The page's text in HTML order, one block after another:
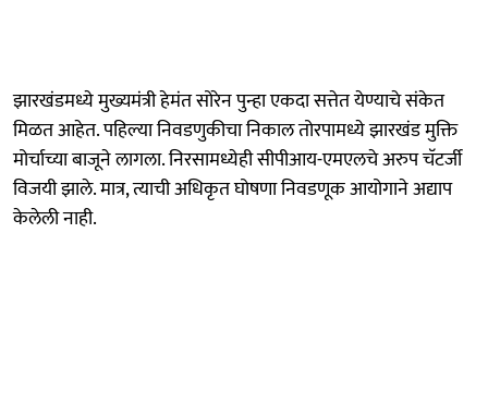
झारखंडमध्ये मुख्यमंत्री हेमंत सोरेन पुन्हा एकदा सत्तेत येण्याचे संकेत
मिळत आहेत. पहिल्या निवडणुकीचा निकाल तोरपामध्ये झारखंड मुक्ति
मोर्चाच्या बाजूने लागला. निरसामध्येही सीपीआय-एमएलचे अरुप चॅटर्जी
विजयी झाले. मात्र, त्याची अधिकृत घोषणा निवडणूक आयोगाने अद्याप
केलेली नाही.